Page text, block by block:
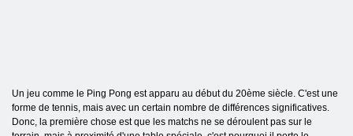
Un jeu comme le Ping Pong est apparu au début du 20ème siècle. C'est une
forme de tennis, mais avec un certain nombre de différences significatives.
Donc, la première chose est que les matchs ne se déroulent pas sur le